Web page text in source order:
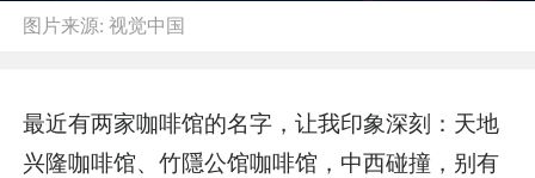
图片来源:视觉中国
最近有两家咖啡馆的名字，让我印象深刻：天地
兴隆咖啡馆、竹隱公馆咖啡馆，中西碰撞，别有